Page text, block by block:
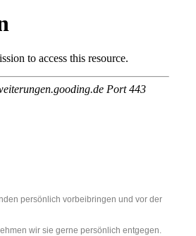
persönlich vorbeibringen und vor der
wir sie gerne persönlich entgegen.